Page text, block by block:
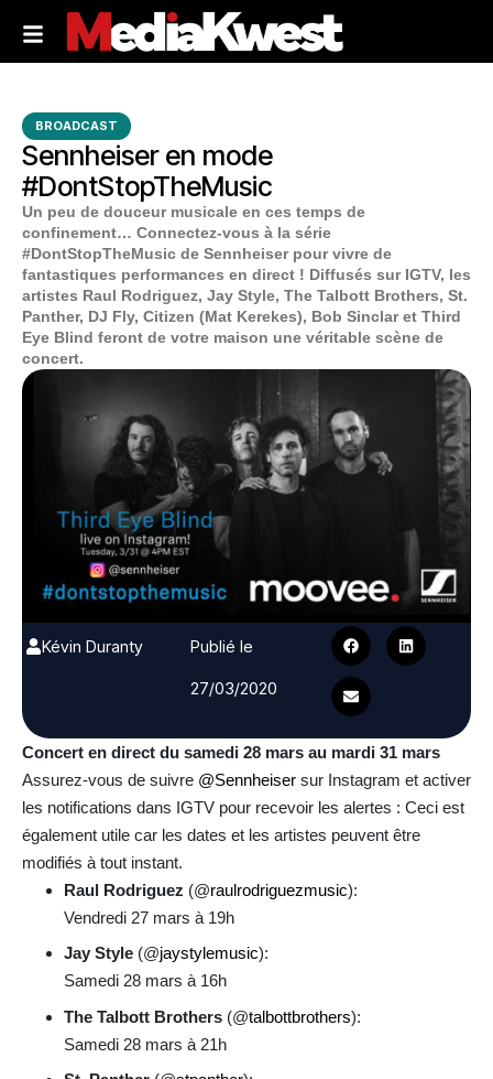
BROADCAST
Sennheiser en mode
#DontStopTheMusic
Un peu de douceur musicale en ces temps de
confinement… Connectez-vous à la série
#DontStopTheMusic de Sennheiser pour vivre de
fantastiques performances en direct ! Diffusés sur IGTV, les
artistes Raul Rodriguez, Jay Style, The Talbott Brothers, St.
Panther, DJ Fly, Citizen (Mat Kerekes), Bob Sinclar et Third
Eye Blind feront de votre maison une véritable scène de
concert.
Kévin Duranty
Publié le
27/03/2020
Concert en direct du samedi 28 mars au mardi 31 mars
Assurez-vous de suivre @Sennheiser sur Instagram et activer
les notifications dans IGTV pour recevoir les alertes : Ceci est
également utile car les dates et les artistes peuvent être
modifiés à tout instant.
Raul Rodriguez (@raulrodriguezmusic):
Vendredi 27 mars à 19h
Jay Style (@jaystylemusic):
Samedi 28 mars à 16h
The Talbott Brothers(@talbottbrothers):
Samedi 28 mars à 21h